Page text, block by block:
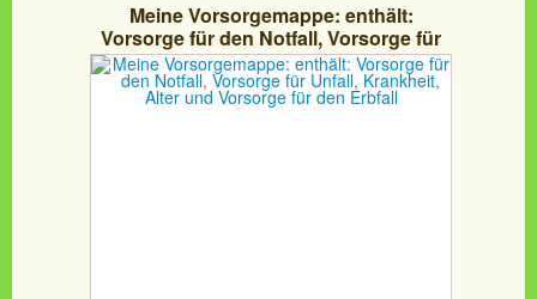
Meine Vorsorgemappe: enthält:
Vorsorge für den Notfall, Vorsorge für
Unfall, Krankheit, Alter und Vorsorge für
den Erbfall